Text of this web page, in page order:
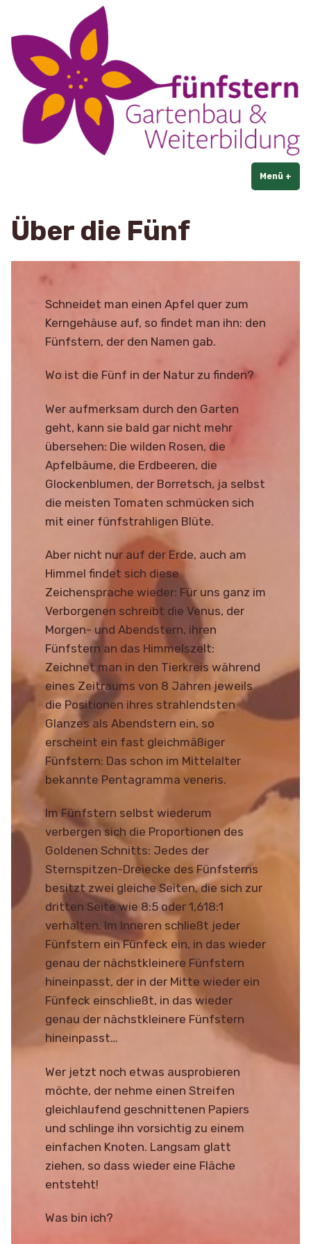
springen
Fünfstern
Gartenbau & Weiterbildung
Menü +
Über die Fünf
Schneidet man einen Apfel quer zum
Kerngehäuse auf, so findet man ihn: den
Fünfstern, der den Namen gab.
Wo ist die Fünf in der Natur zu finden?
Wer aufmerksam durch den Garten
geht, kann sie bald gar nicht mehr
übersehen: Die wilden Rosen, die
Apfelbäume, die Erdbeeren, die
Glockenblumen, der Borretsch, ja selbst
die meisten Tomaten schmücken sich
mit einer fünfstrahligen Blüte.
Aber nicht nur auf der Erde, auch am
Himmel findet sich diese
Zeichensprache wieder: Für uns ganz im
Verborgenen schreibt die Venus, der
Morgen- und Abendstern, ihren
Fünfstern an das Himmelszelt:
Zeichnet man in den Tierkreis während
eines Zeitraums von 8 Jahren jeweils
die Positionen ihres strahlendsten
Glanzes als Abendstern ein, so
erscheint ein fast gleichmäßiger
Fünfstern: Das schon im Mittelalter
bekannte Pentagramma veneris.
Im Fünfstern selbst wiederum
verbergen sich die Proportionen des
Goldenen Schnitts: Jedes der
Sternspitzen-Dreiecke des Fünfsterns
besitzt zwei gleiche Seiten, die sich zur
dritten Seite wie 8:5 oder 1,618:1
verhalten. Im Inneren schließt jeder
Fünfstern ein Fünfeck ein, in das wieder
genau der nächstkleinere Fünfstern
hineinpasst, der in der Mitte wieder ein
Fünfeck einschließt, in das wieder
genau der nächstkleinere Fünfstern
hineinpasst…
Wer jetzt noch etwas ausprobieren
möchte, der nehme einen Streifen
gleichlaufend geschnittenen Papiers
und schlinge ihn vorsichtig zu einem
einfachen Knoten. Langsam glatt
ziehen, so dass wieder eine Fläche
entsteht!
Was bin ich?